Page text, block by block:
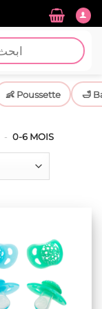
👶 Poussette 🛁
- 0-6 MOIS